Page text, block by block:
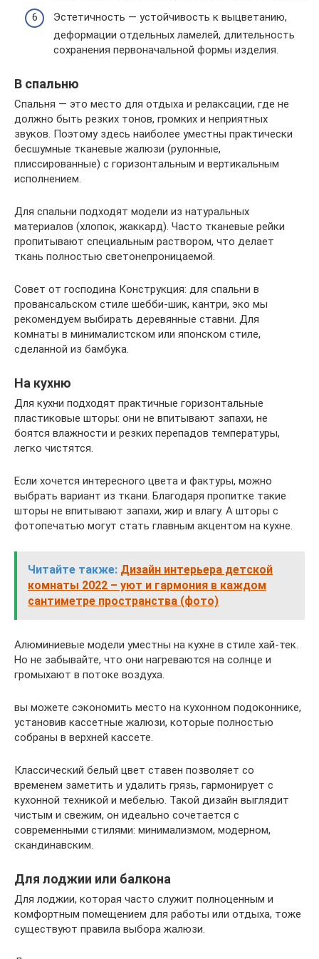
Эстетичность — устойчивость к выцветанию,
деформации отдельных ламелей, длительность
сохранения первоначальной формы изделия.
В спальню
Спальня — это место для отдыха и релаксации, где не
должно быть резких тонов, громких и неприятных
звуков. Поэтому здесь наиболее уместны практически
бесшумные тканевые жалюзи (рулонные,
плиссированные) с горизонтальным и вертикальным
исполнением.
Для спальни подходят модели из натуральных
материалов (хлопок, жаккард). Часто тканевые рейки
пропитывают специальным раствором, что делает
ткань полностью светонепроницаемой.
Совет от господина Конструкция: для спальни в
провансальском стиле шебби-шик, кантри, эко мы
рекомендуем выбирать деревянные ставни. Для
комнаты в минималистском или японском стиле,
сделанной из бамбука.
На кухню
Для кухни подходят практичные горизонтальные
пластиковые шторы: они не впитывают запахи, не
боятся влажности и резких перепадов температуры,
легко чистятся.
Если хочется интересного цвета и фактуры, можно
выбрать вариант из ткани. Благодаря пропитке такие
шторы не впитывают запахи, жир и влагу. А шторы с
фотопечатью могут стать главным акцентом на кухне.
Читайте также: Дизайн интерьера детской
комнаты 2022 – уют и гармония в каждом
сантиметре пространства (фото)
Алюминиевые модели уместны на кухне в стиле хай-тек.
Но не забывайте, что они нагреваются на солнце и
громыхают в потоке воздуха.
вы можете сэкономить место на кухонном подоконнике,
установив кассетные жалюзи, которые полностью
собраны в верхней кассете.
Классический белый цвет ставен позволяет со
временем заметить и удалить грязь, гармонирует с
кухонной техникой и мебелью. Такой дизайн выглядит
чистым и свежим, он идеально сочетается с
современными стилями: минимализмом, модерном,
скандинавским.
Для лоджии или балкона
Для лоджии, которая часто служит полноценным и
комфортным помещением для работы или отдыха, тоже
существуют правила выбора жалюзи.